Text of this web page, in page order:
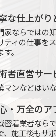
な仕上がり
家ならではの
ティの仕事を
す。
者直営サ
マンなどはい
・万全のア
密着業者なら
、施工後もサ